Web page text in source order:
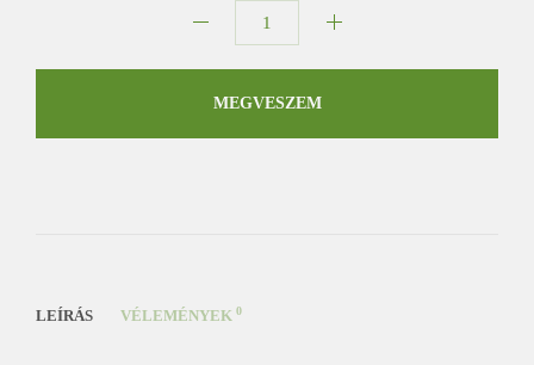
sakura
MEGVESZEM
LEÍRÁS VÉLEMÉNYEK 0